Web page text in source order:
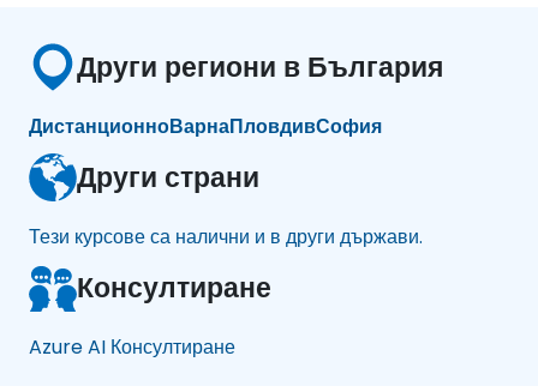
Други региони в България
ДистанционноВарнаПловдивСофия
Други страни
Тези курсове са налични и в други държави.
Консултиране
Azure AI Консултиране